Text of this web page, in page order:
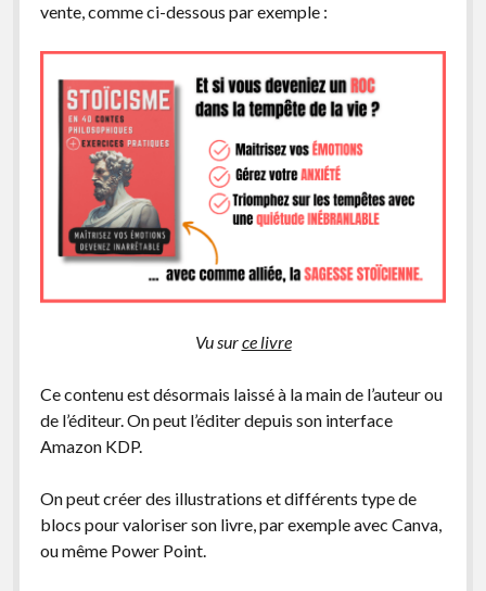
vente, comme ci-dessous par exemple :
Vu surce livre
Ce contenu est désormais laissé à la main de l’auteur ou
de l’éditeur. On peut l’éditer depuis son interface
Amazon KDP.
On peut créer des illustrations et différents type de
blocs pour valoriser son livre, par exemple avec Canva,
ou même Power Point.